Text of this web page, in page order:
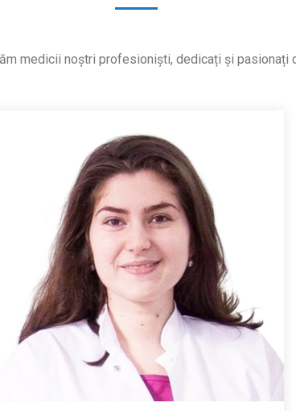
medicii noștri profesioniști, dedicați și pasionați